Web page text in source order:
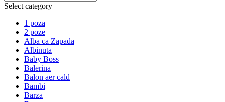
Select category
1 poza
2 poze
Alba ca Zapada
Albinuta
Baby Boss
Balerina
Balon aer cald
Bambi
Barza